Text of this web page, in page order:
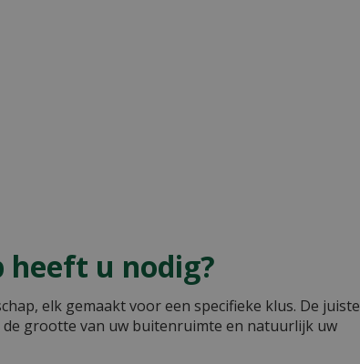
heeft u nodig?
elk gemaakt voor een specifieke klus. De juiste
grootte van uw buitenruimte en natuurlijk uw